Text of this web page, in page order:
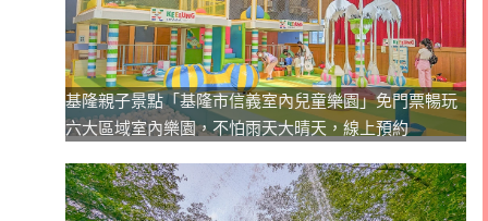
基隆親子景點「基隆市信義室內兒童樂園」免門票暢玩
六大區域室內樂園，不怕雨天大晴天，線上預約